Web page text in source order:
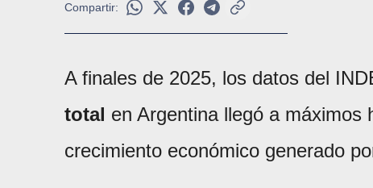
Compartir:
A finales de 2025, los datos del
total en Argentina llegó a máximos
crecimiento económico generado